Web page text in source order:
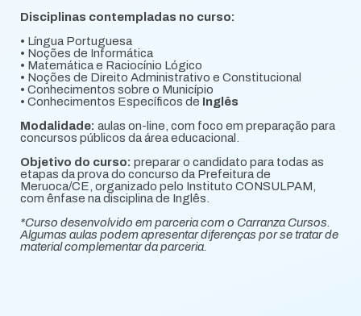
Disciplinas contempladas no curso:
• Língua Portuguesa
• Noções de Informática
• Matemática e Raciocínio Lógico
• Noções de Direito Administrativo e Constitucional
• Conhecimentos sobre o Município
• Conhecimentos Específicos de Inglês
Modalidade: aulas on-line, com foco em preparação para
concursos públicos da área educacional.
Objetivo do curso: preparar o candidato para todas as
etapas da prova do concurso da Prefeitura de
Meruoca/CE, organizado pelo Instituto CONSULPAM,
com ênfase na disciplina de Inglês.
*Curso desenvolvido em parceria com o Carranza Cursos.
Algumas aulas podem apresentar diferenças por se tratar de
material complementar da parceria.